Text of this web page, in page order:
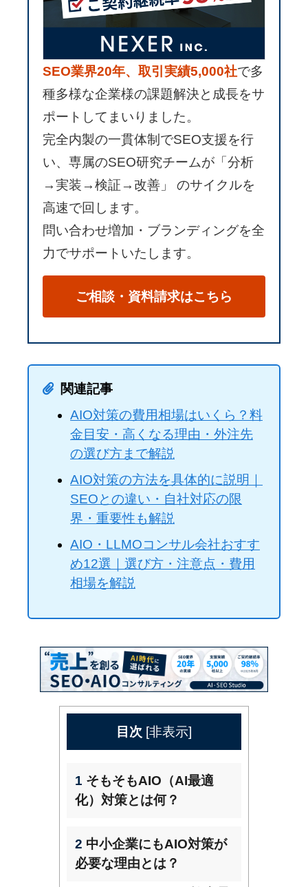
SEO業界20年、取引実績5,000社で多
種多様な企業様の課題解決と成長をサ
ポートしてまいりました。
完全内製の一貫体制でSEO支援を行
い、専属のSEO研究チームが「分析
→実装→検証→改善」 のサイクルを
高速で回します。
問い合わせ増加・ブランディングを全
力でサポートいたします。
ご相談・資料請求はこちら
関連記事
AIO対策の費用相場はいくら？料
金目安・高くなる理由・外注先
の選び方まで解説
AIO対策の方法を具体的に説明｜
SEOとの違い・自社対応の限
界・重要性も解説
AIO・LLMOコンサル会社おすす
め12選｜選び方・注意点・費用
相場を解説
目次 [非表示]
1 そもそもAIO（AI最適
化）対策とは何？
2 中小企業にもAIO対策が
必要な理由とは？